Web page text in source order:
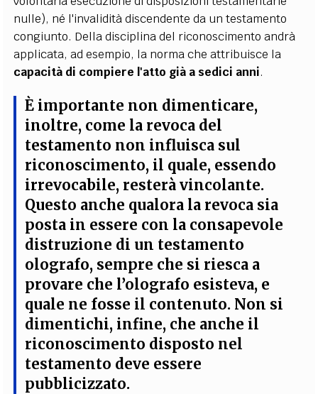
nulle), né l'invalidità discendente da un testamento
congiunto. Della disciplina del riconoscimento andrà
applicata, ad esempio, la norma che attribuisce la
capacità di compiere l'atto già a sedici anni.
È importante non dimenticare,
inoltre, come la revoca del
testamento non influisca sul
riconoscimento, il quale, essendo
irrevocabile, resterà vincolante.
Questo anche qualora la revoca sia
posta in essere con la consapevole
distruzione di un testamento
olografo, sempre che si riesca a
provare che l’olografo esisteva, e
quale ne fosse il contenuto. Non si
dimentichi, infine, che anche il
riconoscimento disposto nel
testamento deve essere
pubblicizzato.